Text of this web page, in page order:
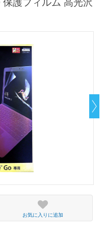
お気に入りに追加